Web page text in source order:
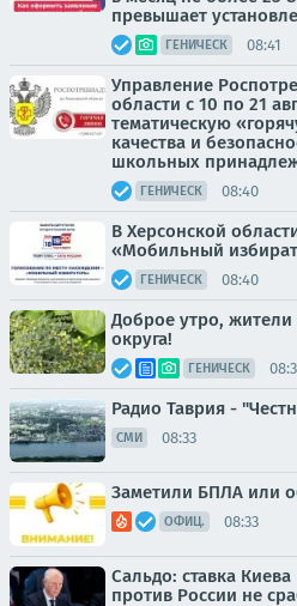
превышает
ГЕНИЧЕСК 08:41
Управление
области с 10 по 21
тематическую
качества и
школьных
ГЕНИЧЕСК 08:40
В Херсонской
«Мобильный
ГЕНИЧЕСК 08:40
Доброе утро, жители
округа!
ГЕНИЧЕСК
Радио Таврия -
СМИ 08:33
Заметили БПЛА или
ОФИЦ. 08:33
Сальдо: ставка
против России не